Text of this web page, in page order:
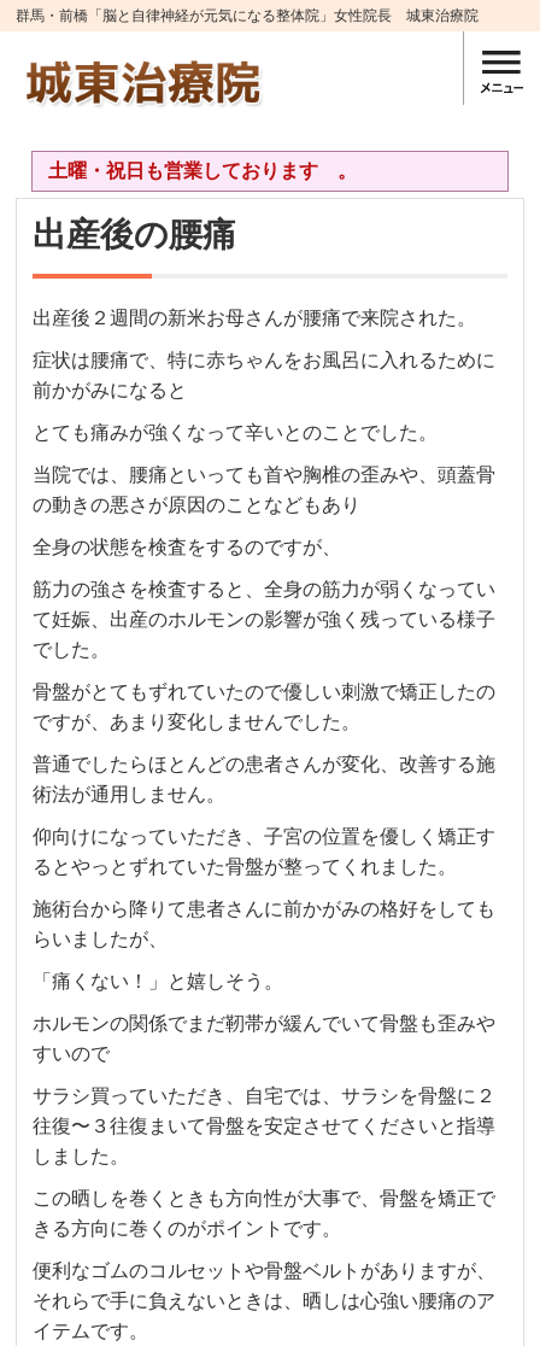
群馬・前橋「脳と自律神経が元気になる整体院」女性院長 城東治療院
土曜・祝日も営業しております 。
出産後の腰痛
出産後２週間の新米お母さんが腰痛で来院された。
症状は腰痛で、特に赤ちゃんをお風呂に入れるために
前かがみになると
とても痛みが強くなって辛いとのことでした。
当院では、腰痛といっても首や胸椎の歪みや、頭蓋骨
の動きの悪さが原因のことなどもあり
全身の状態を検査をするのですが、
筋力の強さを検査すると、全身の筋力が弱くなってい
て妊娠、出産のホルモンの影響が強く残っている様子
でした。
骨盤がとてもずれていたので優しい刺激で矯正したの
ですが、あまり変化しませんでした。
普通でしたらほとんどの患者さんが変化、改善する施
術法が通用しません。
仰向けになっていただき、子宮の位置を優しく矯正す
るとやっとずれていた骨盤が整ってくれました。
施術台から降りて患者さんに前かがみの格好をしても
らいましたが、
「痛くない！」と嬉しそう。
ホルモンの関係でまだ靭帯が緩んでいて骨盤も歪みや
すいので
サラシ買っていただき、自宅では、サラシを骨盤に２
往復〜３往復まいて骨盤を安定させてくださいと指導
しました。
この晒しを巻くときも方向性が大事で、骨盤を矯正で
きる方向に巻くのがポイントです。
便利なゴムのコルセットや骨盤ベルトがありますが、
それらで手に負えないときは、晒しは心強い腰痛のア
イテムです。